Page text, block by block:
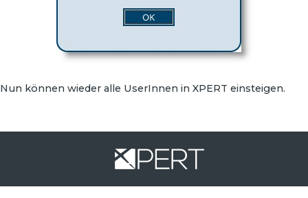
Nun können wieder alle UserInnen in XPERT einsteigen.